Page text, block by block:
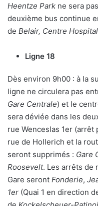
Heentze Park ne sera
deuxième bus continue
de Belair, Centre
Ligne 18
Dès environ 9h00 : à la
ligne ne circulera pas
Gare Centrale) et le
sera déviée dans les
rue Wenceslas 1er (arrêt
rue de Hollerich et la
seront supprimés : Gare
Roosevelt. Les arrêts de
Gare seront Fonderie,
1er (Quai 1 en direction